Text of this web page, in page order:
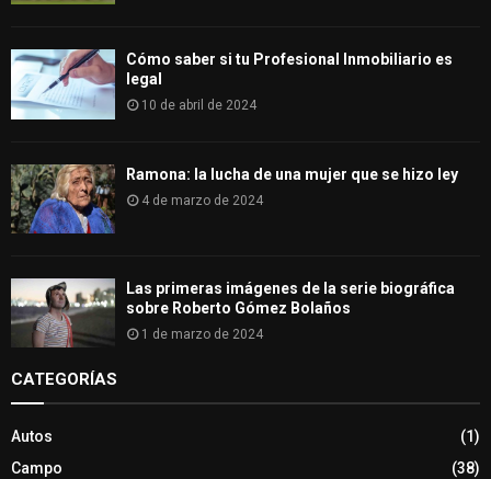
Cómo saber si tu Profesional Inmobiliario es
legal
10 de abril de 2024
Ramona: la lucha de una mujer que se hizo ley
4 de marzo de 2024
Las primeras imágenes de la serie biográfica
sobre Roberto Gómez Bolaños
1 de marzo de 2024
CATEGORÍAS
Autos
(1)
Campo
(38)